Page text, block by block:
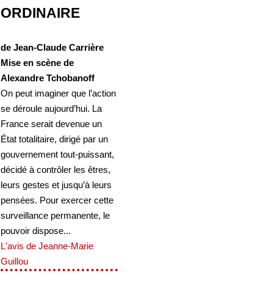
ORDINAIRE
de Jean-Claude Carrière
Mise en scène de
Alexandre Tchobanoff
On peut imaginer que l’action
se déroule aujourd’hui. La
France serait devenue un
État totalitaire, dirigé par un
gouvernement tout-puissant,
décidé à contrôler les êtres,
leurs gestes et jusqu’à leurs
pensées. Pour exercer cette
surveillance permanente, le
pouvoir dispose...
L'avis de Jeanne-Marie
Guillou